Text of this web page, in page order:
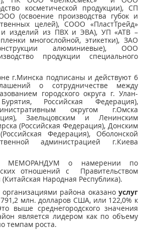
косметической продукции), СП
(освоение производства губок и
целей), СООО «ПластТрейд»
и изделий из ПВХ и ЭВА), УП «АТВ –
многослойной, этикетки), ЗАО
алюминиевые), ООО
продукции специального
г.Минска подписаны и действуют 6
о сотрудничестве между
городского округа г. Улан-
Российская Федерация),
округом г.Омска
Заельцовским и Ленинским
(Российская Федерация), Донским
Федерация), Оболонской
администрацией г.Киева
МЕМОРАНДУМ о намерении по
отношений с Правительством
Народная Республика).
района оказано услуг
млн. долларов США, или 122,0% к
выше среднегородского значения
является лидером как по объему
темпам роста.